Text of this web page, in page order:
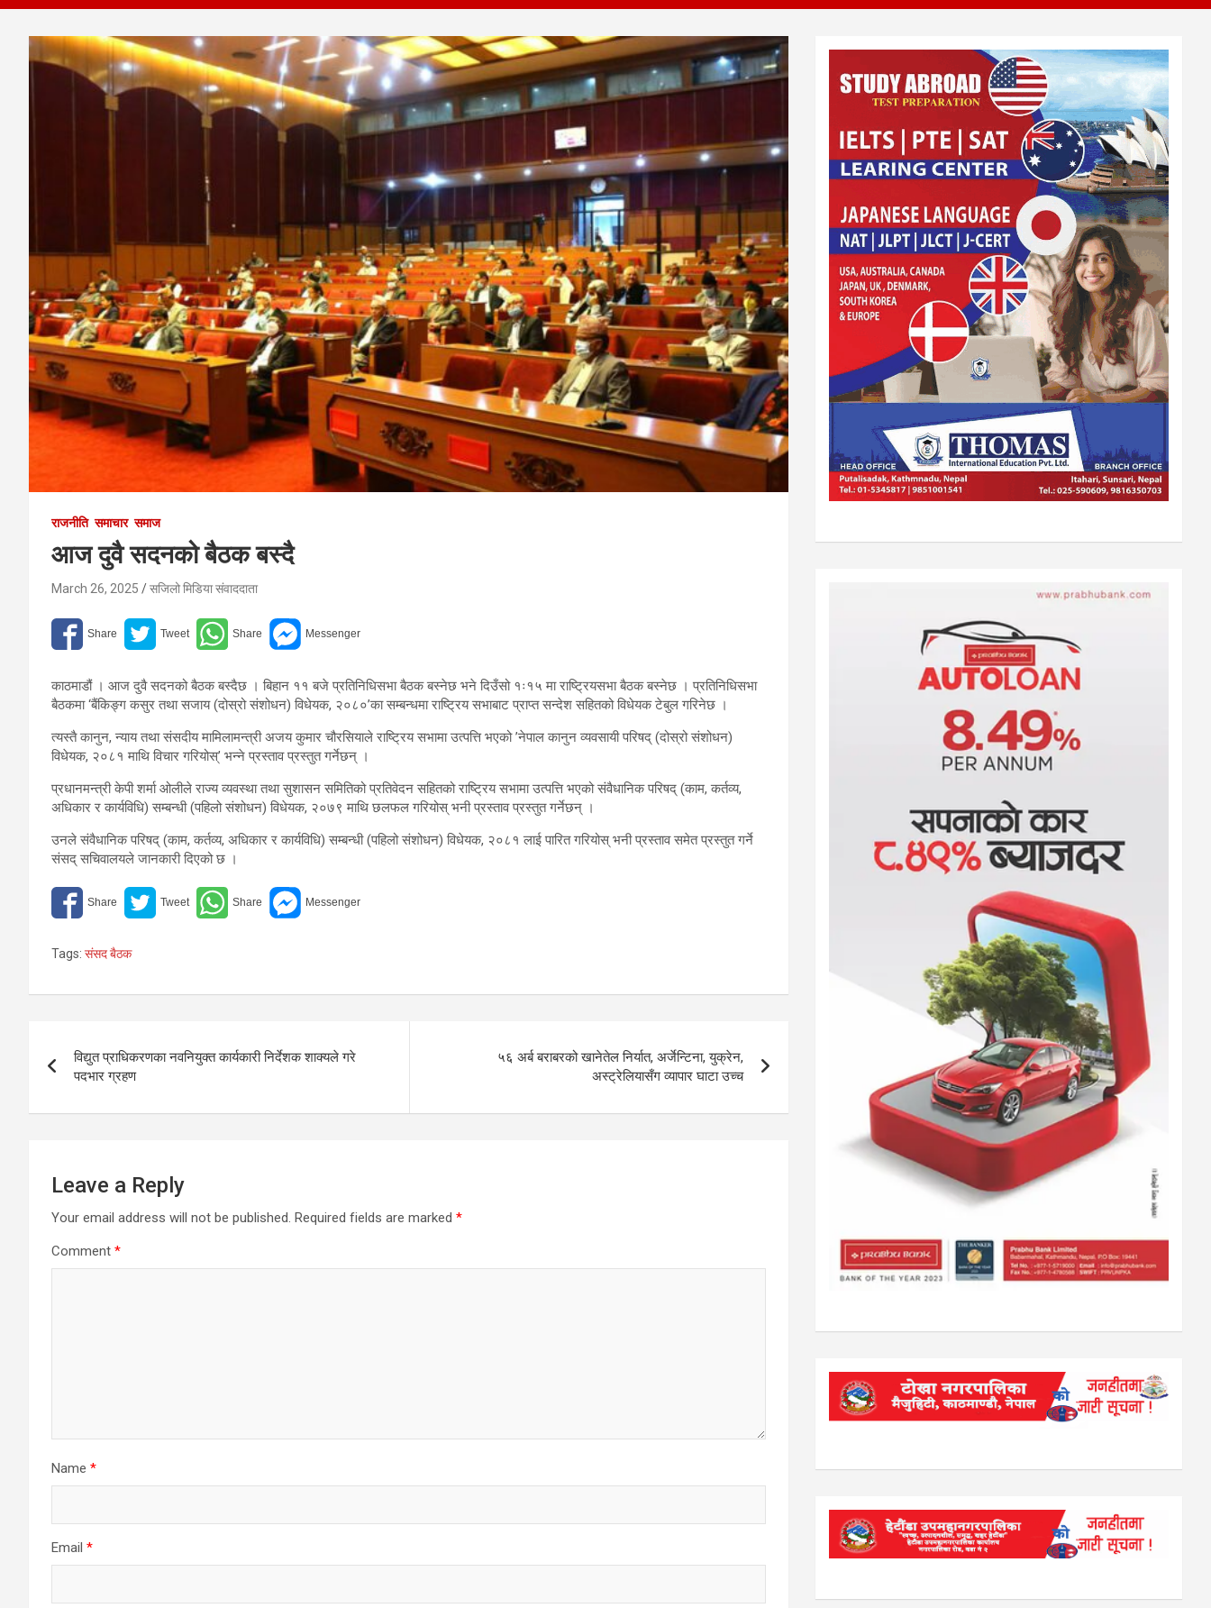
राजनीति समाचार समाज
आज दुवै सदनको बैठक बस्दै
March 26, 2025 सजिलो मिडिया संवाददाता
काठमाडौं । आज दुवै सदनको बैठक बस्दैछ । बिहान ११ बजे प्रतिनिधिसभा बैठक बस्नेछ भने दिउँसो १ः१५ मा राष्ट्रियसभा बैठक बस्नेछ । प्रतिनिधिसभा
बैठकमा ‘बैंकिङ्ग कसुर तथा सजाय (दोस्रो संशोधन) विधेयक, २०८०’का सम्बन्धमा राष्ट्रिय सभाबाट प्राप्त सन्देश सहितको विधेयक टेबुल गरिनेछ ।
त्यस्तै कानुन, न्याय तथा संसदीय मामिलामन्त्री अजय कुमार चौरसियाले राष्ट्रिय सभामा उत्पत्ति भएको ’नेपाल कानुन व्यवसायी परिषद् (दोस्रो संशोधन)
विधेयक, २०८१ माथि विचार गरियोस्’ भन्ने प्रस्ताव प्रस्तुत गर्नेछन् ।
प्रधानमन्त्री केपी शर्मा ओलीले राज्य व्यवस्था तथा सुशासन समितिको प्रतिवेदन सहितको राष्ट्रिय सभामा उत्पत्ति भएको संवैधानिक परिषद् (काम, कर्तव्य,
अधिकार र कार्यविधि) सम्बन्धी (पहिलो संशोधन) विधेयक, २०७९ माथि छलफल गरियोस् भनी प्रस्ताव प्रस्तुत गर्नेछन् ।
उनले संवैधानिक परिषद् (काम, कर्तव्य, अधिकार र कार्यविधि) सम्बन्धी (पहिलो संशोधन) विधेयक, २०८१ लाई पारित गरियोस् भनी प्रस्ताव समेत प्रस्तुत गर्ने
संसद् सचिवालयले जानकारी दिएको छ ।
Tags: संसद बैठक
navigation
विद्युत प्राधिकरणका नवनियुक्त कार्यकारी निर्देशक शाक्यले गरे
पदभार ग्रहण
५६ अर्ब बराबरको खानेतेल निर्यात, अर्जेन्टिना, युक्रेन,
अस्ट्रेलियासँग व्यापार घाटा उच्च
Leave a Reply
Your email address will not be published. Required fields are marked *
Comment *
Name *
Email *